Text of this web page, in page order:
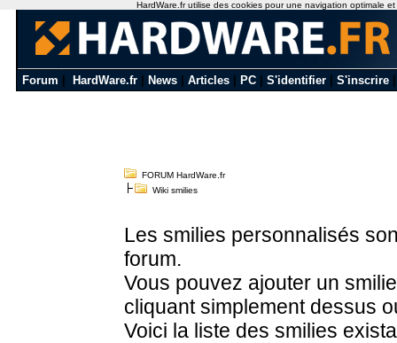
Forum HardWare.fr News Articles PC S'identifier S'inscrire
FORUM HardWare.fr
Wiki smilies
Les smilies personnalisés
forum.
Vous pouvez ajouter un
cliquant simplement dessus
Voici la liste des smilies
HardWare.fr utilise des cookies pour une navigation optimale